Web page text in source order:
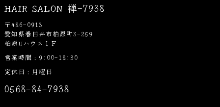
HAIR SALON 禅-7938
〒486-0913
愛知県春日井市柏原町3-259
柏原Uハウス１Ｆ
営業時間：9:00-18:30
定休日：月曜日
0568-84-7938